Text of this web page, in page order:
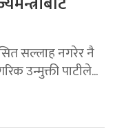
सल्लाह नगरेर नै
उन्मुक्ती पाटीले...